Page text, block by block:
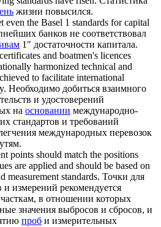
жизни повысился.
even the Basel 1 standards for capital
банков не соответствовал
1" достаточности капитала.
and boatmen's licences
harmonized technical and
to facilitate international
Необходимо добиться взаимного
и удостоверений
на основании международно-
стандартов и требований
международных перевозок
points should match the positions
are applied and should be based on
measurementstandards. Точки для
измерений рекомендуется
в отношении которых
значения выбросов и сбросов, и
проб и измерительных